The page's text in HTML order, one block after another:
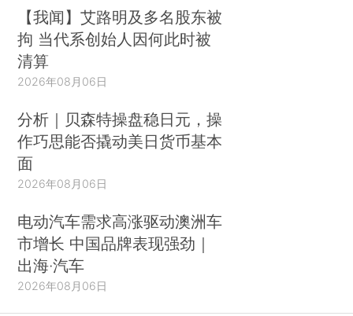
【我闻】艾路明及多名股东被
拘 当代系创始人因何此时被
清算
2026年08月06日
分析｜贝森特操盘稳日元，操
作巧思能否撬动美日货币基本
面
2026年08月06日
电动汽车需求高涨驱动澳洲车
市增长 中国品牌表现强劲｜
出海·汽车
2026年08月06日